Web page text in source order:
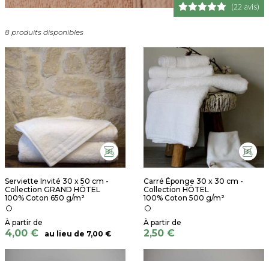
(22 avis)
8 produits disponibles
Serviette Invité 30 x 50 cm -
Collection GRAND HÔTEL
100% Coton 650 g/m²
4,00 € au lieu de 7,00 €
Carré Éponge 30 x 30 cm -
Collection HÔTEL
100% Coton 500 g/m²
2,50 €